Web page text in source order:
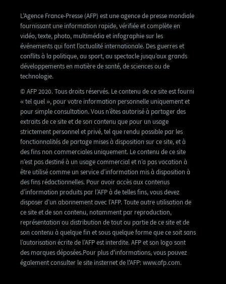
L’Agence France-Presse (AFP) est une agence de presse mondiale
fournissant une information rapide, vérifiée et complète en
vidéo, texte, photo, multimédia et infographie sur les
événements qui font l’actualité internationale. Des guerres et
conflits à la politique, au sport, au spectacle jusqu’aux grands
développements en matière de santé, de sciences ou de
technologie.
© AFP 2020. Tous droits réservés. Le contenu de ce site est fourni
« tel quel », pour votre information personnelle uniquement et
pour simple consultation. Vous n’êtes autorisé à partager des
extraits de ce site et de son contenu que pour un usage
strictement personnel et privé, tel que rendu possible par les
fonctionnalités de partage mises à disposition sur ce site, et à
des fins non commerciales uniquement. Le contenu de ce site
n’est pas destiné à un usage commercial et n’a pas vocation à
être utilisé comme un service d’information mis à disposition à
des fins rédactionnelles. Pour avoir accès aux contenus
d’information produits par l’AFP à de telles fins, vous devez
disposer d’un abonnement avec l’AFP. Toute autre utilisation de
ce site et de son contenu, notamment par reproduction,
représentation ou distribution de tout ou partie de ce site et de
son contenu à quelque fin et sous quelque forme que ce soit sans
l’autorisation écrite de l’AFP est interdite. AFP et son logo sont
des marques déposées.Pour plus d'informations, vous pouvez
également consulter le site insternet de l'AFP: www.afp.com.